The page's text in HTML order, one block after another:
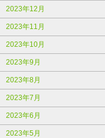
2023年12月
2023年11月
2023年10月
2023年9月
2023年8月
2023年7月
2023年6月
2023年5月